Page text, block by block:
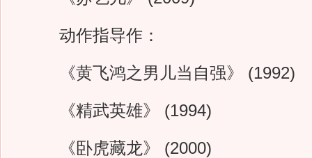
动作指导作：
《黄飞鸿之男儿当自强》 (1992)
《精武英雄》 (1994)
《卧虎藏龙》 (2000)